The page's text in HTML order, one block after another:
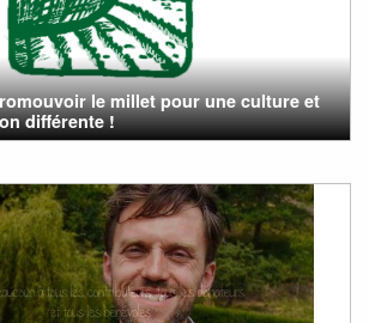
le millet pour une culture et
différente !